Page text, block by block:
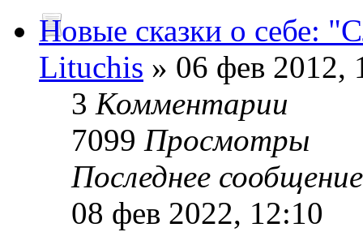
Новые сказки о себе:
Lituchis » 06 фев 2012,
3 Комментарии
7099 Просмотры
Последнее
08 фев 2022, 12:10